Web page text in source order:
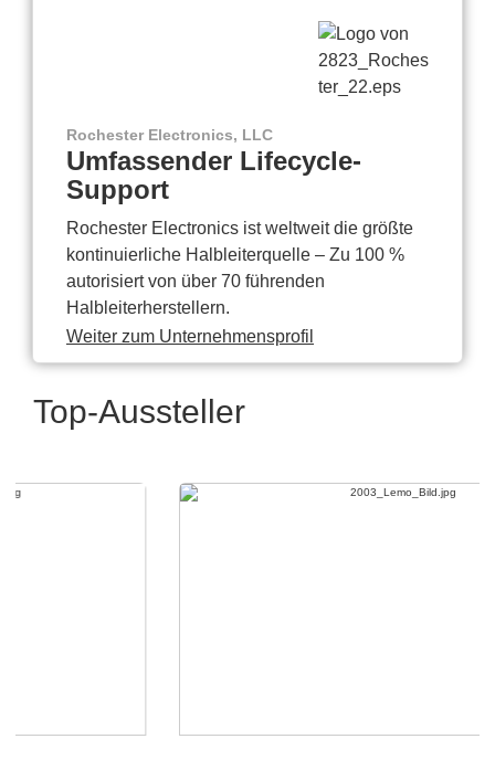
Rochester Electronics, LLC
Umfassender Lifecycle-
Support
Rochester Electronics ist weltweit die größte
kontinuierliche Halbleiterquelle – Zu 100 %
autorisiert von über 70 führenden
Halbleiterherstellern.
Weiter zum Unternehmensprofil
Top-Aussteller